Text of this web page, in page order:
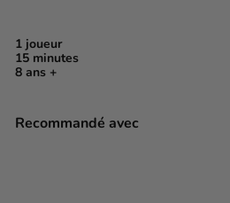
1 joueur
15 minutes
8 ans +
Recommandé avec